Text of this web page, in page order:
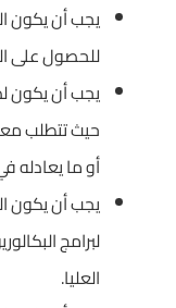
يجب أن يكون
للحصول على
يجب أن يكون
أو ما يعادله
يجب أن يكون
لبرامج
العليا.